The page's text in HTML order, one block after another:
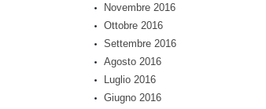
Novembre 2016
Ottobre 2016
Settembre 2016
Agosto 2016
Luglio 2016
Giugno 2016